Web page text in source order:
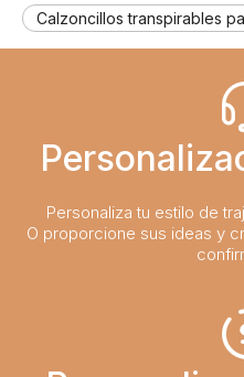
Calzoncillos transpirables
Personaliza tu estilo de
O proporcione sus ideas y